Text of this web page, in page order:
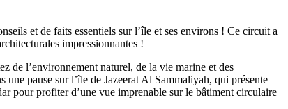
et de faits essentiels sur l’île et ses environs ! Ce circuit a
impressionnantes !
de l’environnement naturel, de la vie marine et des
pause sur l’île de Jazeerat Al Sammaliyah, qui présente
pour profiter d’une vue imprenable sur le bâtiment circulaire